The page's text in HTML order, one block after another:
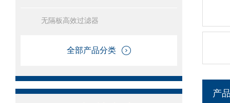
无隔板高效过滤器
全部产品分类
产